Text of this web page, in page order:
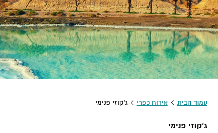
עמוד הבית אירוח כפרי ג'קוזי פנימי
ג'קוזי פנימי